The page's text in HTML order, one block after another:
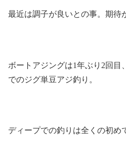
最近は調子が良いとの事。期待
ボートアジングは1年ぶり2回目
でのジグ単豆アジ釣り。
ディープでの釣りは全くの初め